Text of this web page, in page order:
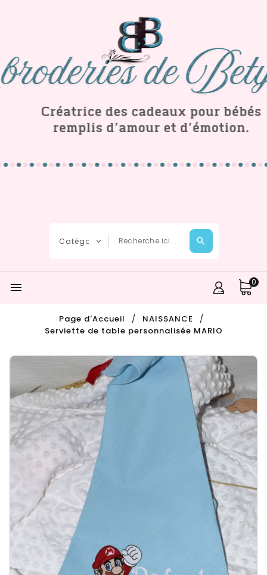
 0
Page d'Accueil
NAISSANCE
Serviette de table personnalisée MARIO